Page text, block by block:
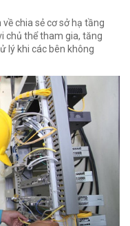
chia sẻ cơ sở hạ tầng
chủ thể tham gia, tăng
lý khi các bên không